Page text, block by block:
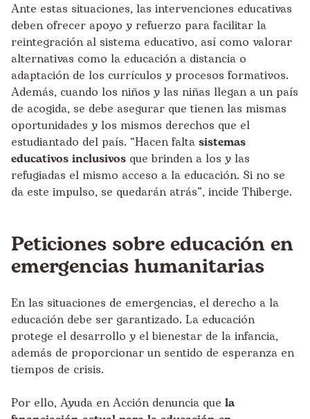
Ante estas situaciones, las intervenciones educativas
deben ofrecer apoyo y refuerzo para facilitar la
reintegración al sistema educativo, así como valorar
alternativas como la educación a distancia o
adaptación de los currículos y procesos formativos.
Además, cuando los niños y las niñas llegan a un país
de acogida, se debe asegurar que tienen las mismas
oportunidades y los mismos derechos que el
estudiantado del país. “Hacen falta sistemas
educativos inclusivos que brinden a los y las
refugiadas el mismo acceso a la educación. Si no se
da este impulso, se quedarán atrás”, incide Thiberge.
Peticiones sobre educación en
emergencias humanitarias
En las situaciones de emergencias, el derecho a la
educación debe ser garantizado. La educación
protege el desarrollo y el bienestar de la infancia,
además de proporcionar un sentido de esperanza en
tiempos de crisis.
Por ello, Ayuda en Acción denuncia que la